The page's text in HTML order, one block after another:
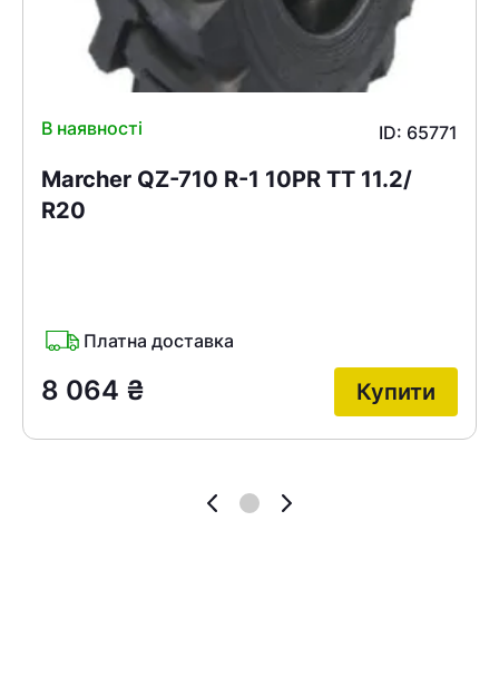
В наявності ID: 65771
Marcher QZ-710 R-1 10PR TT 11.2/
R20
Платна доставка
8 064 ₴ Купити